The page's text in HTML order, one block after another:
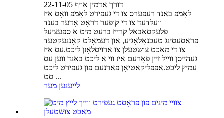
דורך אַדמין אויף 22-11-05
לאָמפּ באַנד רעפערס צו די געפירט לאָמפּ וואָס איז
וועלדעד צו די קופּער דראָט אָדער בענד
פלעקסאַבאַל קרייַז ברעט מיט אַ ספּעציעל
פּראַסעסינג טעכנאָלאָגיע, און דעמאָלט קאָננעקטעד
צו די מאַכט צושטעלן צו אַרויסלאָזן ליכט.עס איז
געהייסן ווייַל זייַן פאָרעם איז ווי אַ ליכט באַנד ווען עס
עמיץ ליכט.אַפּפּליקאַטיאָן פאַרנעם פון געפֿירט ליכט
סט ...
לייענען מער